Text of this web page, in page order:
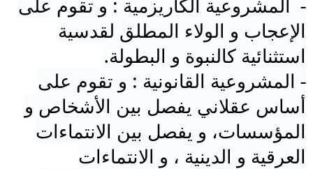
- المشروعية الكاريزمية : و تقوم على
الإعجاب و الولاء المطلق لقدسية
استثنائية كالنبوة و البطولة.
- المشروعية القانونية : و تقوم على
أساس عقلاني يفصل بين الأشخاص و
المؤسسات، و يفصل بين الانتماءات
العرقية و الدينية ، و الانتماءات